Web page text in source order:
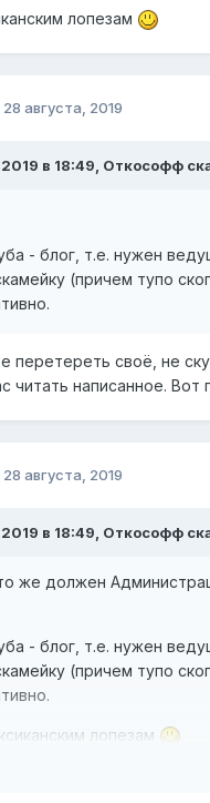
лопезам
28 августа, 2019
в 18:49, Откософф
- блог, т.е. нужен
(причем тупо
перетереть своё, не
читать написанное. Вот
28 августа, 2019
в 18:49, Откософф
же должен
- блог, т.е. нужен
(причем тупо
лопезам